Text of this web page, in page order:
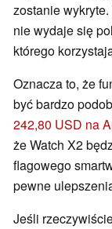
zostanie
nie wydaje się
którego
Oznacza to, że
być bardzo
242,80 USD na
że Watch X2
flagowego
pewne
Jeśli